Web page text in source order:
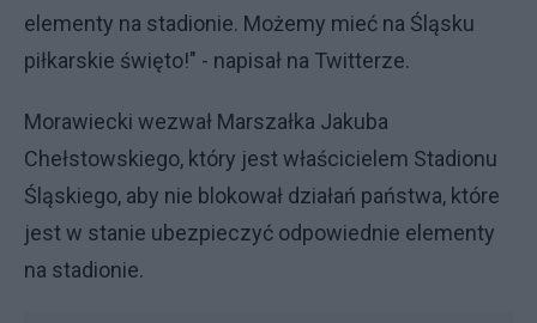
elementy na stadionie. Możemy mieć na Śląsku
piłkarskie święto!" - napisał na Twitterze.
Morawiecki wezwał Marszałka Jakuba
Chełstowskiego, który jest właścicielem Stadionu
Śląskiego, aby nie blokował działań państwa, które
jest w stanie ubezpieczyć odpowiednie elementy
na stadionie.